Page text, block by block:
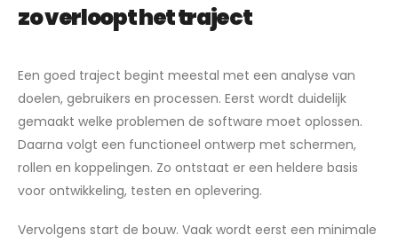
zo verloopt het traject
Een goed traject begint meestal met een analyse van
doelen, gebruikers en processen. Eerst wordt duidelijk
gemaakt welke problemen de software moet oplossen.
Daarna volgt een functioneel ontwerp met schermen,
rollen en koppelingen. Zo ontstaat er een heldere basis
voor ontwikkeling, testen en oplevering.
Vervolgens start de bouw. Vaak wordt eerst een minimale